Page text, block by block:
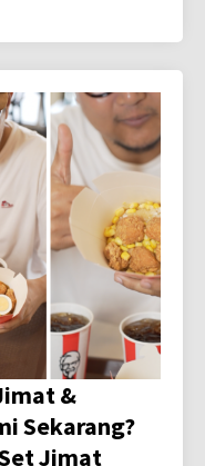
&
Sekarang?
Jimat